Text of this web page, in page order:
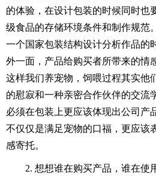
的体验，在设计包装的时候同时也
级食品的存储环境条件和制作规范
一个国家包装结构设计分析作品的
外一面，产品给购买者所带来的情
这样我们养宠物，饲喂过程其实他
的慰寂和一种亲密合作伙伴的交流
必须在包装上更应该体现出公司产
不仅仅是满足宠物的口福，更应该
感寄托。
2. 想想谁在购买产品，谁在使